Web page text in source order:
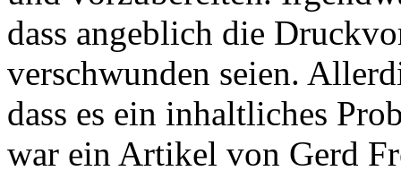
dass angeblich die
verschwunden seien.
dass es ein inhaltliches
war ein Artikel von Gerd